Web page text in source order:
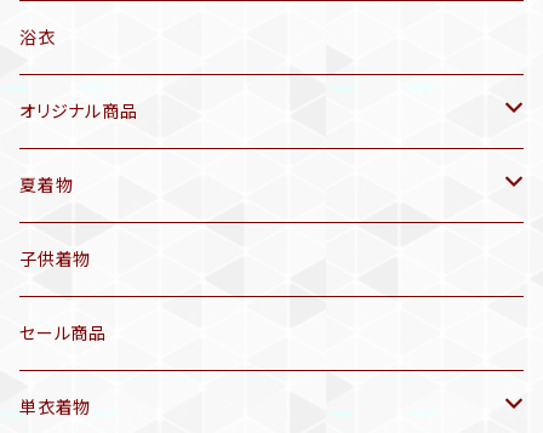
浴衣
オリジナル商品
袷着物(10〜5月頃)
セオα 着物(5〜9月頃)
三分紐
帯揚げ
夏着物
アンティーク着物
リサイクル着物
子供着物
セール商品
単衣着物